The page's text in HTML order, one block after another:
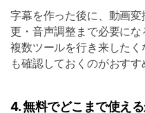
字幕を作った後に、動画
更・音声調整まで必要にな
複数ツールを行き来した
も確認しておくのがおすす
4. 無料でどこまで使え